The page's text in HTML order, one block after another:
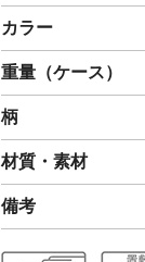
カラー
重量（ケース）
柄
材質・素材
備考